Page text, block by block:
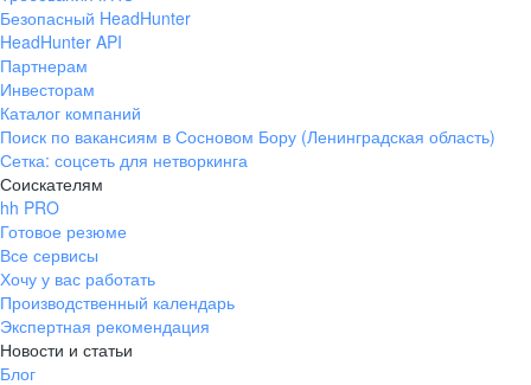
Безопасный HeadHunter
HeadHunter API
Партнерам
Инвесторам
Каталог компаний
Поиск по вакансиям в Сосновом Бору (Ленинградская область)
Сетка: соцсеть для нетворкинга
Соискателям
hh PRO
Готовое резюме
Все сервисы
Хочу у вас работать
Производственный календарь
Экспертная рекомендация
Новости и статьи
Блог